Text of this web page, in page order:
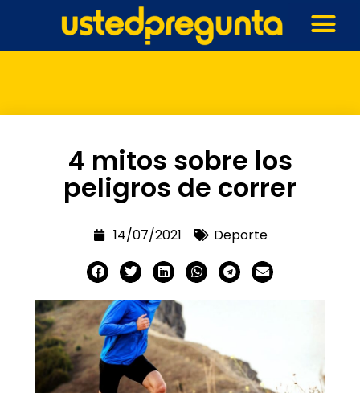
4 mitos sobre los
peligros de correr
14/07/2021 Deporte